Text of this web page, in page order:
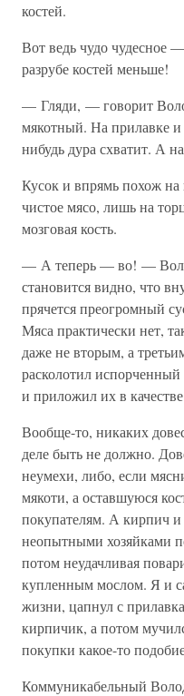
костей.
Вот ведь чудо чудесное
разрубе костей меньше!
— Гляди, — говорит
мякотный. На прилавке
нибудь дура схватит. А
Кусок и впрямь похож
чистое мясо, лишь на
мозговая кость.
— А теперь — во! —
становится видно, что
прячется преогромный
Мяса практически нет,
даже не вторым, а
расколотил
и приложил их в
Вообще-то, никаких
деле быть не должно.
неумехи, либо, если
мякоти, а оставшуюся
покупателям. А кирпич и
неопытными хозяйками
потом неудачливая
купленным мослом. Я и
жизни, цапнул с
кирпичик, а потом
покупки какое-то
Коммуникабельный